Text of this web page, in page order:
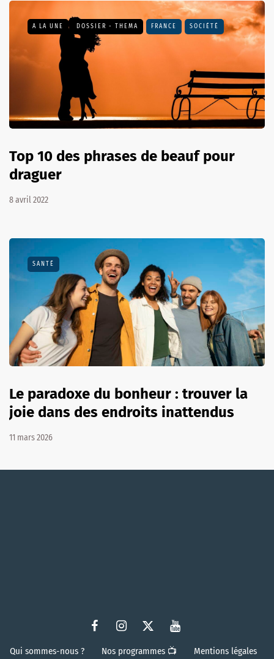
A LA UNE DOSSIER - THEMA FRANCE SOCIÉTÉ
Top 10 des phrases de beauf pour
draguer
8 avril 2022
SANTÉ
Le paradoxe du bonheur : trouver la
joie dans des endroits inattendus
11 mars 2026
Qui sommes-nous ? Nos programmes 📺 Mentions légales